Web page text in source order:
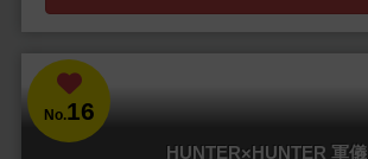
No.16
HUNTER×HUNTER 軍儀